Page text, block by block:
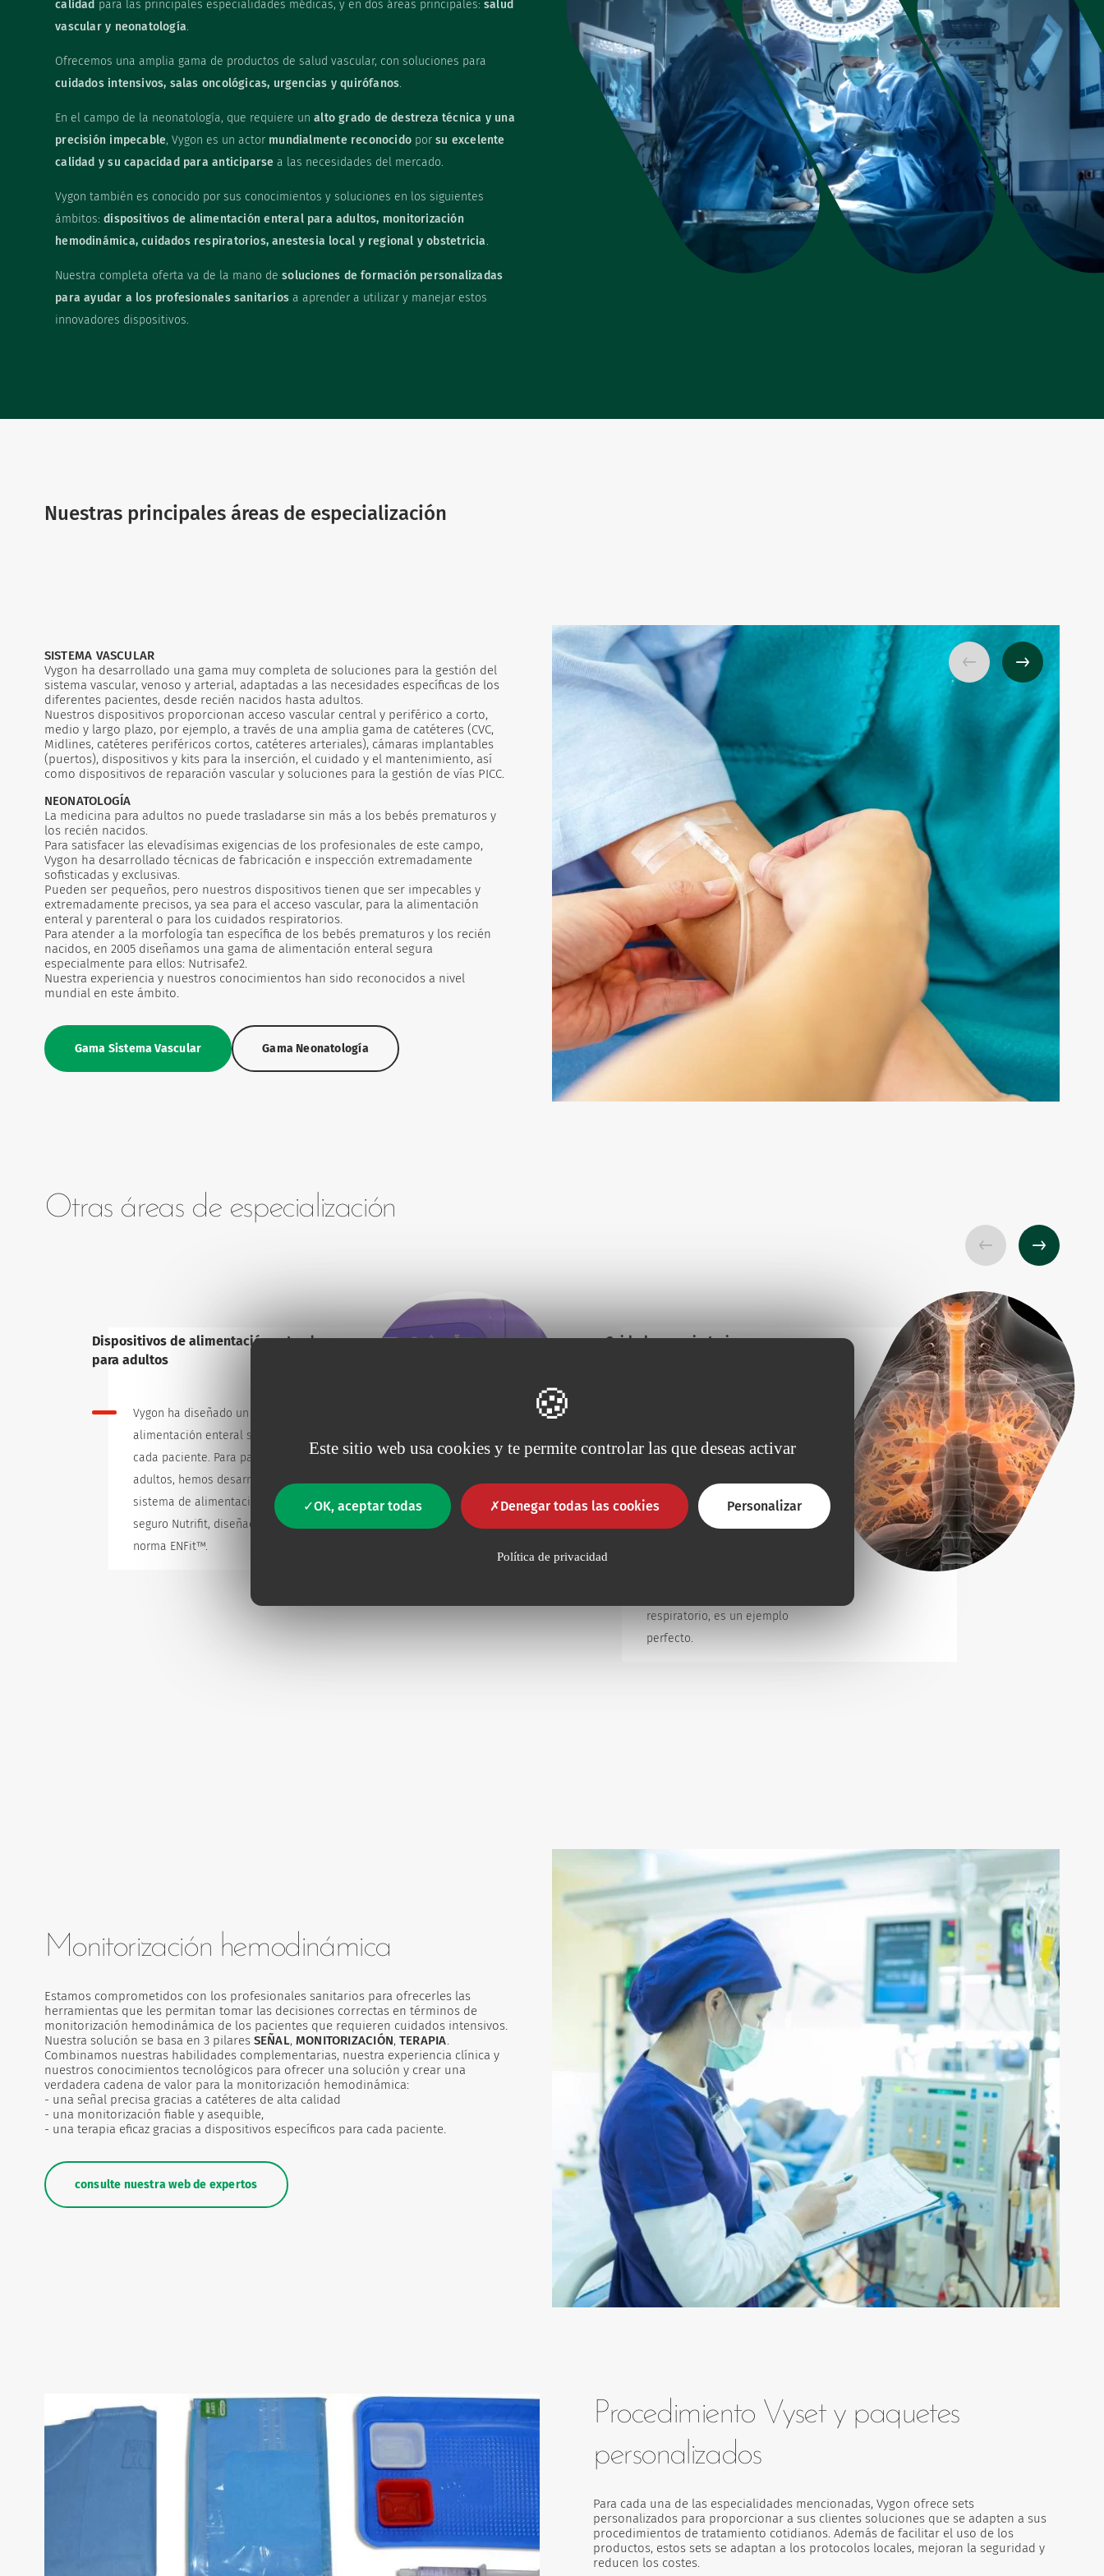
Este sitio web usa cookies y te permite controlar las que deseas activar
OK, aceptar todas Denegar todas las cookies Personalizar
Política de privacidad
calidad para las principales especialidades médicas, y en dos áreas principales: salud
vascular y neonatología.
Ofrecemos una amplia gama de productos de salud vascular, con soluciones para
cuidados intensivos, salas oncológicas, urgencias y quirófanos.
En el campo de la neonatología, que requiere unalto grado de destreza técnica y una
precisión impecable, Vygon es un actor mundialmente reconocido porsu excelente
calidad y su capacidad para anticiparse a las necesidades del mercado.
Vygon también es conocido por sus conocimientos y soluciones en los siguientes
ámbitos:dispositivos de alimentación enteral para adultos, monitorización
hemodinámica, cuidados respiratorios, anestesia local y regional y obstetricia.
Nuestra completa oferta va de la mano desoluciones de formación personalizadas
para ayudar a los profesionales sanitarios a aprender a utilizar y manejar estos
innovadores dispositivos.
Nuestras principales áreas de especialización
SISTEMA VASCULAR
Vygon ha desarrollado una gama muy completa de soluciones para la gestión del
sistema vascular, venoso y arterial, adaptadas a las necesidades específicas de los
diferentes pacientes, desde recién nacidos hasta adultos.
Nuestros dispositivos proporcionan acceso vascular central y periférico a corto,
medio y largo plazo, por ejemplo, a través de una amplia gama de catéteres (CVC,
Midlines, catéteres periféricos cortos, catéteres arteriales), cámaras implantables
(puertos), dispositivos y kits para la inserción, el cuidado y el mantenimiento, así
como dispositivos de reparación vascular y soluciones para la gestión de vías PICC.
NEONATOLOGÍA
La medicina para adultos no puede trasladarse sin más a los bebés prematuros y
los recién nacidos.
Para satisfacer las elevadísimas exigencias de los profesionales de este campo,
Vygon ha desarrollado técnicas de fabricación e inspección extremadamente
sofisticadas y exclusivas.
Pueden ser pequeños, pero nuestros dispositivos tienen que ser impecables y
extremadamente precisos, ya sea para el acceso vascular, para la alimentación
enteral y parenteral o para los cuidados respiratorios.
Para atender a la morfología tan específica de los bebés prematuros y los recién
nacidos, en 2005 diseñamos una gama de alimentación enteral segura
especialmente para ellos: Nutrisafe2.
Nuestra experiencia y nuestros conocimientos han sido reconocidos a nivel
mundial en este ámbito.
Gama Sistema Vascular Gama Neonatología
Otras áreas de especialización
Dispositivos de alimentación enteral
para adultos
Vygon ha diseñado un sistema de
alimentación enteral seguro para
cada paciente. Para pacientes
adultos, hemos desarrollado el
sistema de alimentación enteral
seguro Nutrifit, diseñado según la
norma ENFit™.
Cuidados respiratorios
aspiración y succión de última
generación hasta dispositivos
precisos de intubación y drenaje
torácico. El personal de primeros
auxilios (ambulancias y bomberos)
respiratorio, es un ejemplo
perfecto.
Monitorización hemodinámica
Estamos comprometidos con los profesionales sanitarios para ofrecerles las
herramientas que les permitan tomar las decisiones correctas en términos de
monitorización hemodinámica de los pacientes que requieren cuidados intensivos.
Nuestra solución se basa en 3 pilares SEÑAL, MONITORIZACIÓN,TERAPIA.
Combinamos nuestras habilidades complementarias, nuestra experiencia clínica y
nuestros conocimientos tecnológicos para ofrecer una solución y crear una
verdadera cadena de valor para la monitorización hemodinámica:
- una señal precisa gracias a catéteres de alta calidad
- una monitorización fiable y asequible,
- una terapia eficaz gracias a dispositivos específicos para cada paciente.
consulte nuestra web de expertos
Procedimiento Vyset y paquetes
personalizados
Para cada una de las especialidades mencionadas, Vygon ofrece sets
personalizados para proporcionar a sus clientes soluciones que se adapten a sus
procedimientos de tratamiento cotidianos. Además de facilitar el uso de los
productos, estos sets se adaptan a los protocolos locales, mejoran la seguridad y
reducen los costes.